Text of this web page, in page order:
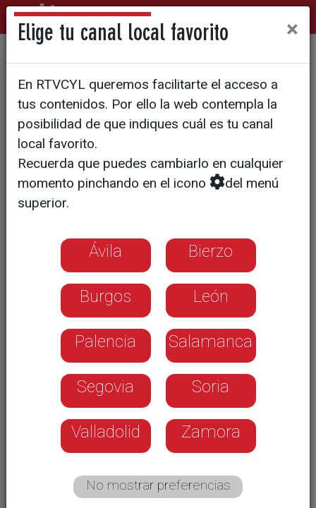
El programa de CyLTV 'Piedra
sobre piedra', distinguido con
una mención en la XXVIII
edición de los Premios de
Periodismo Provincia de
Valladolid
XXVIII Premios de Periodismo Provincia de Valladolid - ICAL
Elige tu canal local favorito ×
En RTVCYL queremos facilitarte el acceso a
tus contenidos. Por ello la web contempla la
posibilidad de que indiques cuál es tu canal
local favorito.
Recuerda que puedes cambiarlo en cualquier
momento pinchando en el icono
del menú
superior.
Ávila Bierzo
Burgos León
Palencia Salamanca
Segovia Soria
Valladolid Zamora
No mostrar preferencias